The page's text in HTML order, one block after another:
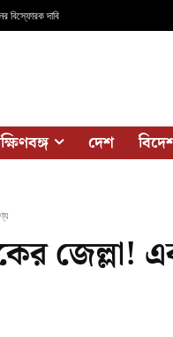
বিস্ফোরক দাবি
দেশ